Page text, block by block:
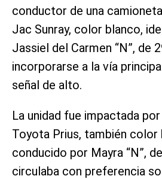
conductor de una
Jac Sunray, color blanco,
Jassiel del Carmen “N”, de
incorporarse a la vía
señal de alto.
La unidad fue impactada
Toyota Prius, también color
conducido por Mayra “N”,
circulaba con preferencia